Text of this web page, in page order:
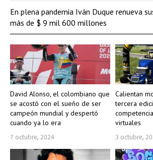
David Alonso, el colombiano que
se acostó con el sueño de ser
campeón mundial y despertó
cuando ya lo era
7 octubre, 2024
Calientan
tercera
virtuales
3 octubre,
En plena pandemia Iván Duque renueva
más de $ 9 mil 600 millones